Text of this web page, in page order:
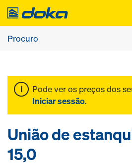
Pode ver os preços dos
Iniciar sessão.
União de
15,0